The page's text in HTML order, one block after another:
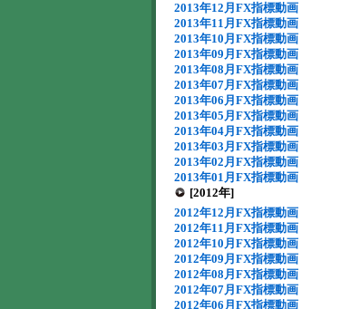
2013年12月FX指標動画
2013年11月FX指標動画
2013年10月FX指標動画
2013年09月FX指標動画
2013年08月FX指標動画
2013年07月FX指標動画
2013年06月FX指標動画
2013年05月FX指標動画
2013年04月FX指標動画
2013年03月FX指標動画
2013年02月FX指標動画
2013年01月FX指標動画
[2012年]
2012年12月FX指標動画
2012年11月FX指標動画
2012年10月FX指標動画
2012年09月FX指標動画
2012年08月FX指標動画
2012年07月FX指標動画
2012年06月FX指標動画